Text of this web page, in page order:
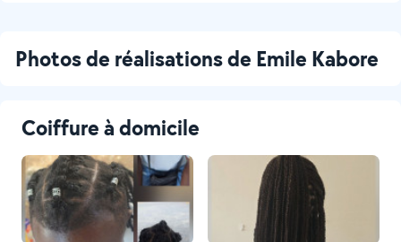
Photos de réalisations de Emile Kabore
Coiffure à domicile